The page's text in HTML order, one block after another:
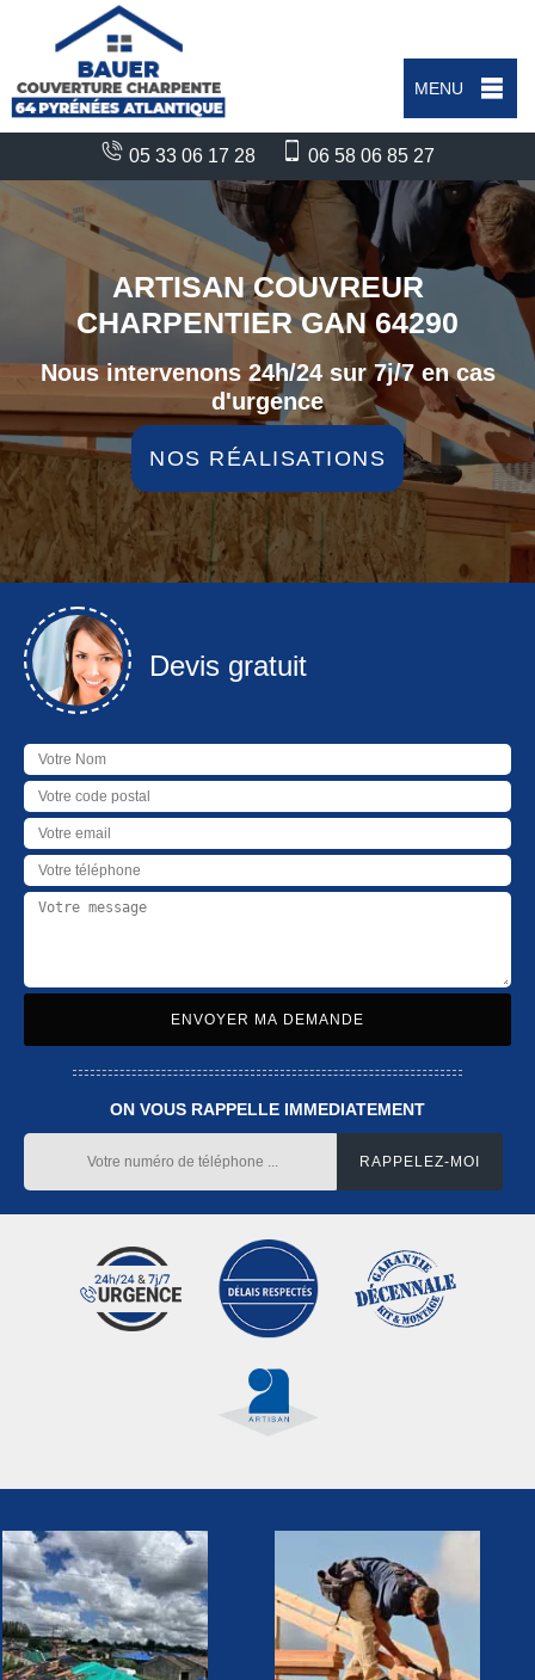
MENU
05 33 06 17 28 06 58 06 85 27
ARTISAN COUVREUR
CHARPENTIER GAN 64290
Nous intervenons 24h/24 sur 7j/7 en cas
d'urgence
NOS RÉALISATIONS
Devis gratuit
ON VOUS RAPPELLE IMMEDIATEMENT